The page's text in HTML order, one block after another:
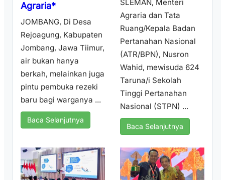
Agraria*
JOMBANG, Di Desa
Rejoagung, Kabupaten
Jombang, Jawa Tiimur,
air bukan hanya
berkah, melainkan juga
pintu pembuka rezeki
baru bagi warganya ...
Baca Selanjutnya
SLEMAN, Menteri
Agraria dan Tata
Ruang/Kepala Badan
Pertanahan Nasional
(ATR/BPN), Nusron
Wahid, mewisuda 624
Taruna/i Sekolah
Tinggi Pertanahan
Nasional (STPN) ...
Baca Selanjutnya